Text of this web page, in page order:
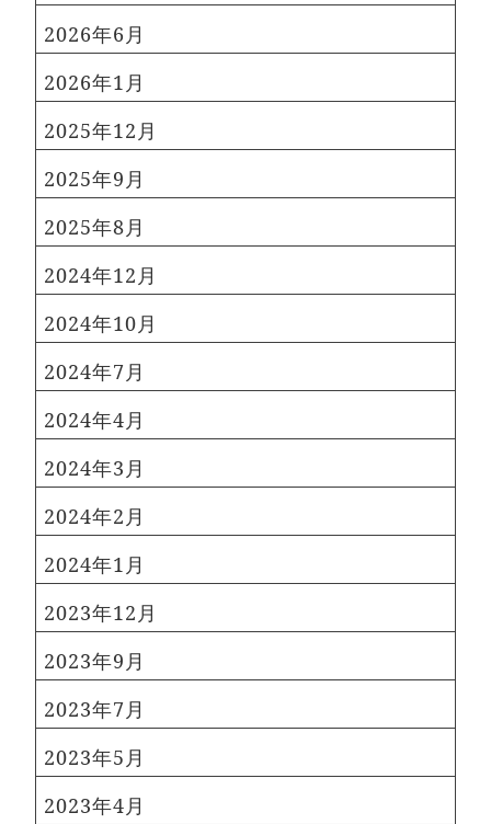
2026年6月
2026年1月
2025年12月
2025年9月
2025年8月
2024年12月
2024年10月
2024年7月
2024年4月
2024年3月
2024年2月
2024年1月
2023年12月
2023年9月
2023年7月
2023年5月
2023年4月